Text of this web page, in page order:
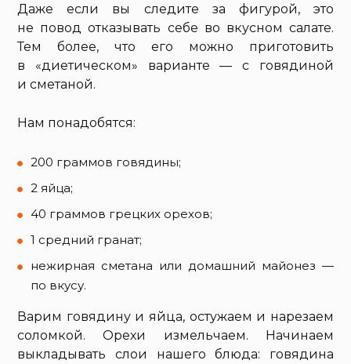
Даже если вы следите за фигурой, это
не повод отказывать себе во вкусном салате.
Тем более, что его можно приготовить
в «диетическом» варианте — с говядиной
и сметаной.
Нам понадобятся:
200 граммов говядины;
2 яйца;
40 граммов грецких орехов;
1 средний гранат;
нежирная сметана или домашний майонез —
по вкусу.
Варим говядину и яйца, остужаем и нарезаем
соломкой. Орехи измельчаем. Начинаем
выкладывать слои нашего блюда: говядина